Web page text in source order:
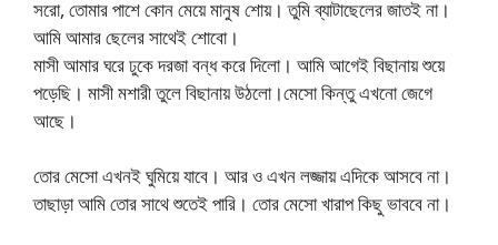
সরো, তোমার পাশে কোন মেয়ে মানুষ শোয়। তুমি ব্যাটাছেলের জাতই না।
আমি আমার ছেলের সাথেই শোবো।
মাসী আমার ঘরে ঢুকে দরজা বন্ধ করে দিলো। আমি আগেই বিছানায় শুয়ে
পড়েছি। মাসী মশারী তুলে বিছানায় উঠলো।মেসো কিন্তু এখনো জেগে
আছে।
তোর মেসো এখনই ঘুমিয়ে যাবে। আর ও এখন লজ্জায় এদিকে আসবে না।
তাছাড়া আমি তোর সাথে শুতেই পারি। তোর মেসো খারাপ কিছু ভাববে না।